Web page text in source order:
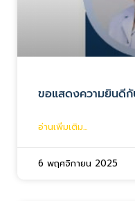
ขอแสดงความยินดี
อ่านเพิ่มเติม...
6 พฤศจิกายน 2025